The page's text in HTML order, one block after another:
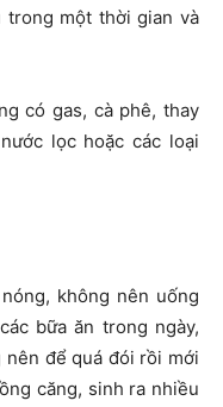
trong một thời gian và
có gas, cà phê, thay
lọc hoặc các loại
không nên uống
bữa ăn trong ngày,
nên để quá đói rồi mới
căng, sinh ra nhiều